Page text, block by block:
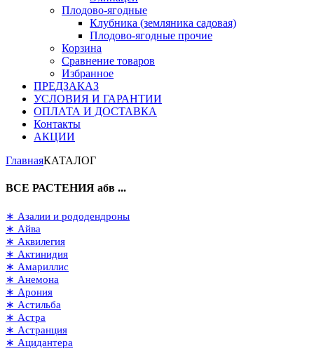
Плодово-ягодные
Клубника (земляника садовая)
Плодово-ягодные прочие
Корзина
Сравнение товаров
Избранное
ПРЕДЗАКАЗ
УСЛОВИЯ И ГАРАНТИИ
ОПЛАТА И ДОСТАВКА
Контакты
АКЦИИ
ГлавнаяКАТАЛОГ
ВСЕ РАСТЕНИЯ абв ...
∗ Азалии и рододендроны
∗ Айва
∗ Аквилегия
∗ Актинидия
∗ Амариллис
∗ Анемона
∗ Арония
∗ Астильба
∗ Астра
∗ Астранция
∗ Ацидантера